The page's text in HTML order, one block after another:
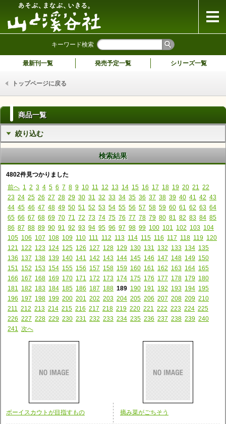
キーワード検索
最新刊一覧 発売予定一覧 シリーズ一覧
トップページに戻る
商品一覧
絞り込む
検索結果
4802件見つかりました
前へ 1 2 3 4 5 6 7 8 9 10 11 12 13 14 15 16 17 18 19 20 21
22
23 24 25 26 27 28 29 30 31 32 33 34 35 36 37 38 39 40 41 42 43
44 45 46 47 48 49 50 51 52 53 54 55 56 57 58 59 60 61 62 63 64
65 66 67 68 69 70 71 72 73 74 75 76 77 78 79 80 81 82 83 84 85
86 87 88 89 90 91 92 93 94 95 96 97 98 99 100 101 102 103 104
105 106 107 108 109 110 111 112 113 114 115 116 117 118 119 120
121
122 123 124 125 126 127 128 129 130 131 132 133 134 135
136 137 138 139 140 141 142 143 144 145 146 147 148 149 150
151
152 153 154 155 156 157 158 159 160 161 162 163 164 165
166 167 168 169 170 171 172 173 174 175 176 177 178 179 180
181
182 183 184 185 186 187 188 189 190 191 192 193 194 195
196 197 198 199 200 201 202 203 204 205 206 207 208 209 210
211
212 213 214 215 216 217 218 219 220 221 222 223 224 225
226 227 228 229 230 231 232 233 234 235 236 237 238 239 240
241
次へ
ボーイスカウトが目指すもの 摘み菜がごちそう